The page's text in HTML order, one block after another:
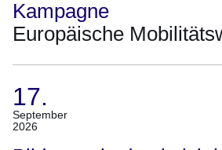
September
Bis
2026)
Kampagne
Europäische
17.
September
2026
(Termin:
17.